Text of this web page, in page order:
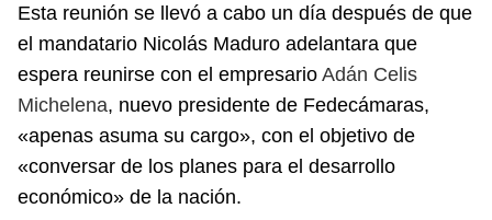
Esta reunión se llevó a cabo un día después de que
el mandatario Nicolás Maduro adelantara que
espera reunirse con el empresario Adán Celis
Michelena, nuevo presidente de Fedecámaras,
«apenas asuma su cargo», con el objetivo de
«conversar de los planes para el desarrollo
económico» de la nación.